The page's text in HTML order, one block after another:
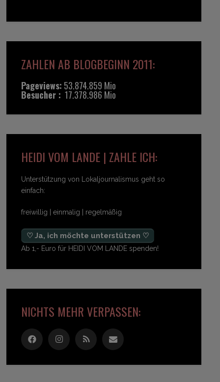
ZAHLEN AB BLOGBEGINN 2011:
Pageviews: 53.874.859 Mio
Besucher : 17.378.986 Mio
HEIDI VOM LANDE | ZAHLE ICH:
Unterstützung von Lokaljournalismus geht so
einfach:
freiwillig | einmalig | regelmäßig
♡ Ja, ich möchte unterstützen ♡
Ab 1,- Euro für HEIDI VOM LANDE spenden!
NICHTS MEHR VERPASSEN: